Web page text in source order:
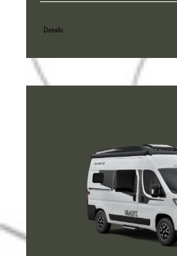
Details